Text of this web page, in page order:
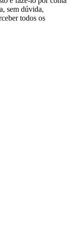
sem dúvida,
todos os